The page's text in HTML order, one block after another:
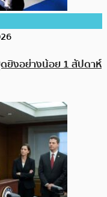
ยิงอย่างน้อย 1 สัปดาห์